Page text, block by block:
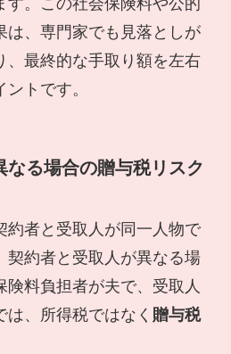
は、専門家でも見落としが
、最終的な手取り額を左右
トです。
なる場合の贈与税リスク
約者と受取人が同一人物で
契約者と受取人が異なる場
険料負担者が夫で、受取人
、所得税ではなく 贈与税